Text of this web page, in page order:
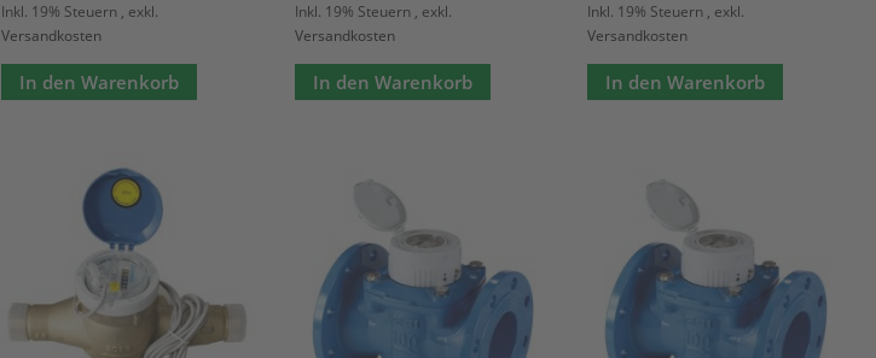
Inkl. 19% Steuern , exkl.
Versandkosten
In den Warenkorb
Inkl. 19% Steuern , exkl.
Versandkosten
In den Warenkorb
Inkl. 19% Steuern , exkl.
Versandkosten
In den Warenkorb